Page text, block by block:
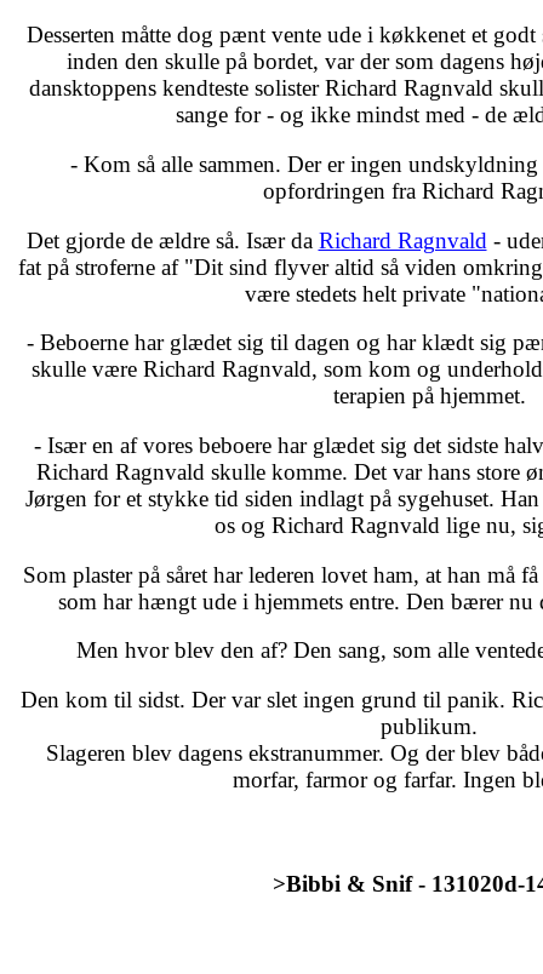
Desserten måtte dog pænt vente ude i køkkenet et
inden den skulle på bordet, var der som dagens
dansktoppens kendteste solister Richard Ragnvald
sange for - og ikke mindst med - de
- Kom så alle sammen. Der er ingen
opfordringen fra Richard
Det gjorde de ældre så. Især da Richard Ragnvald -
fat på stroferne af "Dit sind flyver altid så viden
være stedets helt private
- Beboerne har glædet sig til dagen og har klædt sig
skulle være Richard Ragnvald, som kom og
terapien på hjemmet.
- Især en af vores beboere har glædet sig det sidste
Richard Ragnvald skulle komme. Det var hans store
Jørgen for et stykke tid siden indlagt på sygehuset.
os og Richard Ragnvald lige nu,
Som plaster på såret har lederen lovet ham, at han må
som har hængt ude i hjemmets entre. Den bærer nu
Men hvor blev den af? Den sang, som alle
Den kom til sidst. Der var slet ingen grund til panik.
publikum.
Slageren blev dagens ekstranummer. Og der blev
morfar, farmor og farfar. Ingen
>Bibbi & Snif - 131020d-